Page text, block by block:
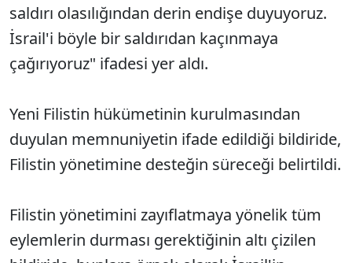
saldırı olasılığından derin endişe duyuyoruz.
İsrail'i böyle bir saldırıdan kaçınmaya
çağırıyoruz" ifadesi yer aldı.
Yeni Filistin hükümetinin kurulmasından
duyulan memnuniyetin ifade edildiği bildiride,
Filistin yönetimine desteğin süreceği belirtildi.
Filistin yönetimini zayıflatmaya yönelik tüm
eylemlerin durması gerektiğinin altı çizilen